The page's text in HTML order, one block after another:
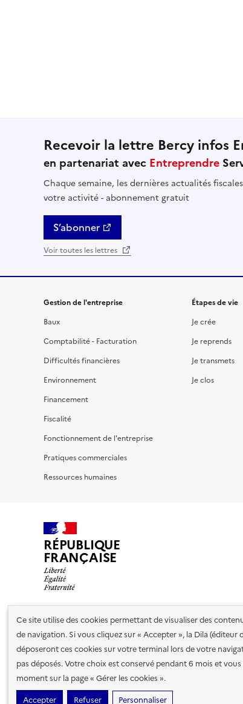
Ce site utilise des cookies permettant de visualiser des
de navigation. Si vous cliquez sur « Accepter », la Dila
déposeront ces cookies sur votre terminal lors de votre
pas déposés. Votre choix est conservé pendant 6 mois et
moment sur la page « Gérer les cookies ».
Accepter
Refuser Personnaliser
Recevoir la lettre Bercy infos
en partenariat avec Entreprendre
Chaque semaine, les dernières actualités
votre activité - abonnement gratuit
S’abonner
Voir toutes les lettres
Gestion de l'entreprise
Baux
Comptabilité - Facturation
Difficultés financières
Environnement
Financement
Fiscalité
Fonctionnement de l'entreprise
Pratiques commerciales
Ressources humaines
Étapes de vie
Je crée
Je reprends
Je transmets
Je clos
RÉPUBLIQUE
FRANÇAISE
Nos partenaires
Plan du site Accessibilité : totalement conforme
cookies
Paramètres d'affichage